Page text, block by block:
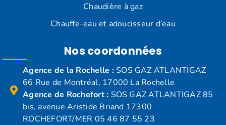
Chaudière à gaz
Chauffe-eau et adoucisseur d’eau
Nos coordonnées
Agence de la Rochelle :SOS GAZ ATLANTIGAZ
66 Rue de Montréal, 17000 La Rochelle
Agence de Rochefort : SOS GAZ ATLANTIGAZ 85
bis, avenue Aristide Briand 17300
ROCHEFORT/MER 05 46 87 55 23